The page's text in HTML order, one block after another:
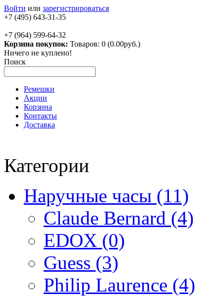
Войти или зарегистрироваться
+7 (495) 643-31-35
+7 (964) 599-64-32
Корзина покупок: Товаров: 0 (0.00руб.)
Ничего не куплено!
Поиск
Ремешки
Акции
Корзина
Контакты
Доставка
Категории
Наручные часы (11)
Claude Bernard (4)
EDOX (0)
Guess (3)
Philip Laurence (4)